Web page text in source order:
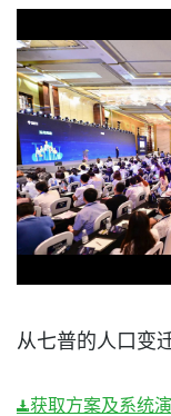
从七普的人口变
获取方案及系统